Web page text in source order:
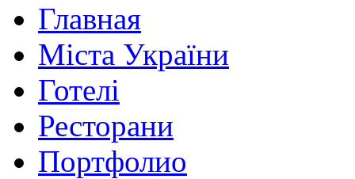
Главная
Міста України
Готелі
Ресторани
Портфолио